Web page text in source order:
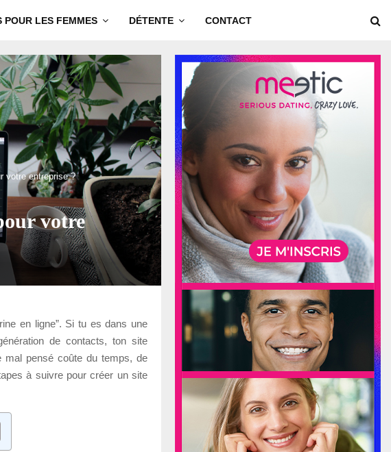
POUR LES FEMMES DÉTENTE CONTACT
votre entreprise ?
votre
en ligne”. Si tu es dans une
de contacts, ton site
mal pensé coûte du temps, de
à suivre pour créer un site